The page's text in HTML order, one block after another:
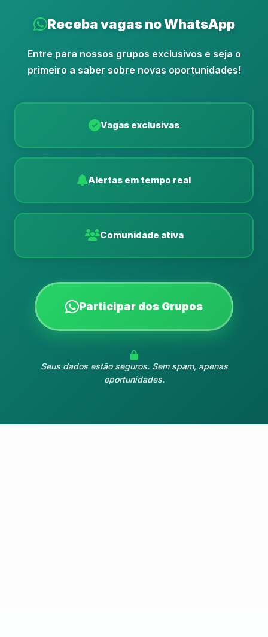
Receba vagas no WhatsApp
Entre para nossos grupos exclusivos e seja o
primeiro a saber sobre novas oportunidades!
Vagas exclusivas
Alertas em tempo real
Comunidade ativa
Participar dos Grupos
Seus dados estão seguros. Sem spam, apenas
oportunidades.